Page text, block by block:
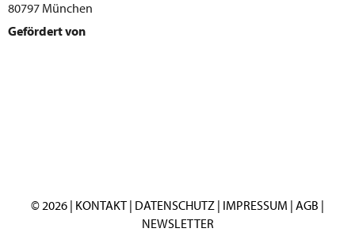
80797 München
Gefördert von
© 2026 | KONTAKT | DATENSCHUTZ | IMPRESSUM | AGB |
NEWSLETTER